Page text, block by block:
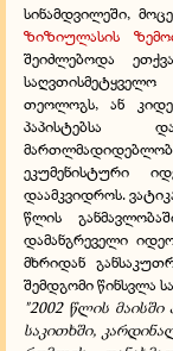
სინამდვილეში,
ზიზიულასის
შეიძლებოდა
თეოლოგს, ან
პაპისტებსა
ეკუმენისტური
დაამკვიდროს.
წლის
დამანგრეველი
მხრიდან
შემდგომი წინსვლა
"2002 წლის მაისში
საკითხში,